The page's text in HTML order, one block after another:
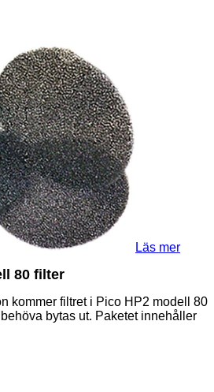
Läs mer
80 filter
kommer filtret i Pico HP2 modell 80
bytas ut. Paketet innehåller